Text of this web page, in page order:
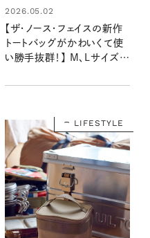
2026.05.02
【ザ・ノース・フェイスの新作
トートバッグがかわいくて使
い勝手抜群！】 M、Lサイズど
ぱいで◎
LIFESTYLE